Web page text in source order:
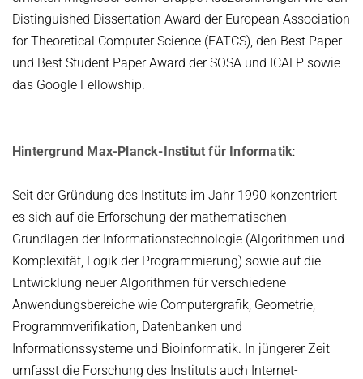
Distinguished Dissertation Award der European Association
for Theoretical Computer Science (EATCS), den Best Paper
und Best Student Paper Award der SOSA und ICALP sowie
das Google Fellowship.
Hintergrund Max-Planck-Institut für Informatik:
Seit der Gründung des Instituts im Jahr 1990 konzentriert
es sich auf die Erforschung der mathematischen
Grundlagen der Informationstechnologie (Algorithmen und
Komplexität, Logik der Programmierung) sowie auf die
Entwicklung neuer Algorithmen für verschiedene
Anwendungsbereiche wie Computergrafik, Geometrie,
Programmverifikation, Datenbanken und
Informationssysteme und Bioinformatik. In jüngerer Zeit
umfasst die Forschung des Instituts auch Internet-